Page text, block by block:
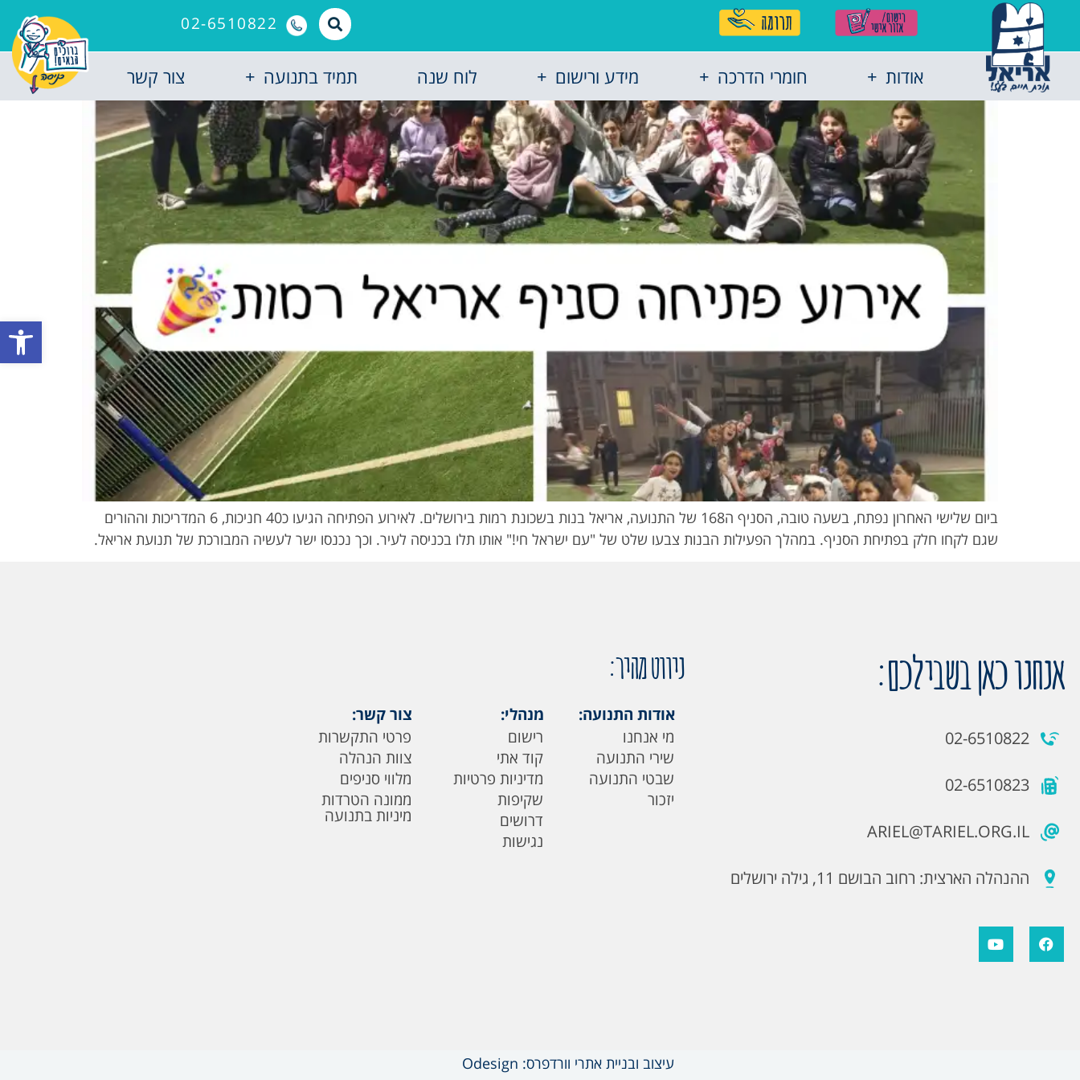
פתח
02-6510822
אודות חומרי הדרכה מידע ורישום לוח שנה תמיד בתנועה צור קשר
ביום שלישי האחרון נפתח, בשעה טובה, הסניף ה168 של התנועה, אריאל בנות בשכונת רמות בירושלים. לאירוע הפתיחה הגיעו כ40 חניכות, 6 המדריכות וההורים
שגם לקחו חלק בפתיחת הסניף. במהלך הפעילות הבנות צבעו שלט של "עם ישראל חי!" אותו תלו בכניסה לעיר. וכך נכנסו ישר לעשיה המבורכת של תנועת אריאל.
אנחנו כאן בשבילכם:
02-6510822
02-6510823
ARIEL@TARIEL.ORG.IL
ההנהלה הארצית: רחוב הבושם 11, גילה ירושלים
ניווט מהיר:
אודות התנועה:
מי אנחנו
שירי התנועה
שבטי התנועה
יזכור
מנהלי:
רישום
קוד אתי
מדיניות פרטיות
שקיפות
דרושים
נגישות
צור קשר:
פרטי התקשרות
צוות הנהלה
מלווי סניפים
ממונה הטרדות
מיניות בתנועה
עיצוב ובניית אתרי וורדפרס: Odesign